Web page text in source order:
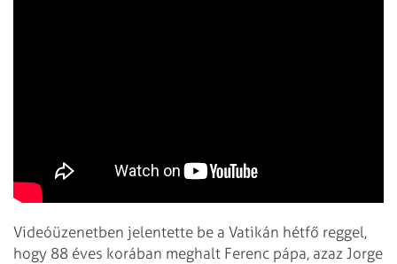
Videóüzenetben jelentette be a Vatikán hétfő reggel,
hogy 88 éves korában meghalt Ferenc pápa, azaz Jorge